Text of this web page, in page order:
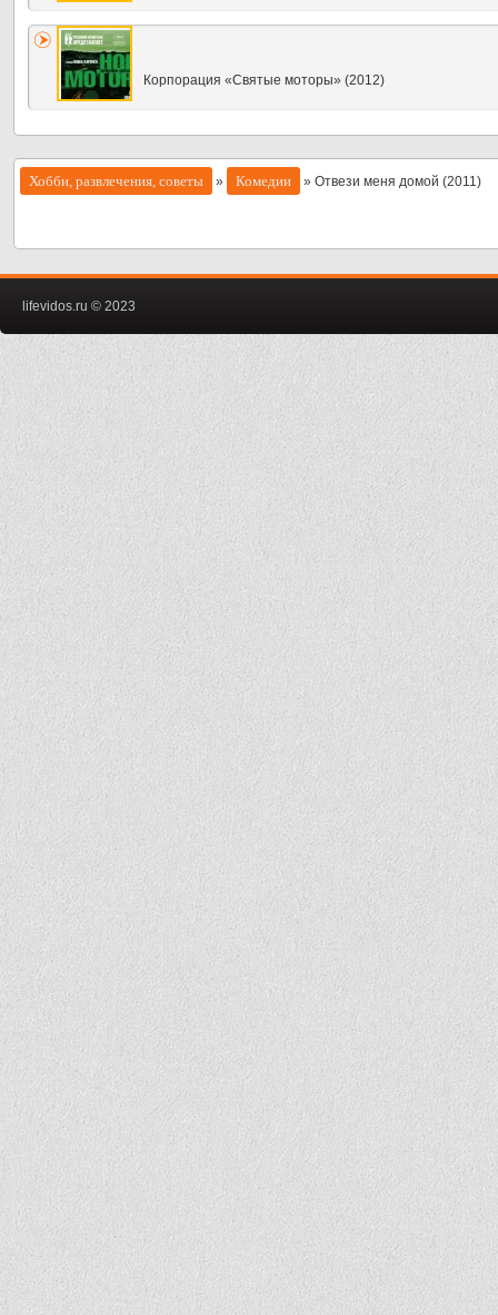
Корпорация «Святые моторы» (2012)
Хобби, развлечения, советы » Комедии » Отвези меня домой (2011)
lifevidos.ru © 2023